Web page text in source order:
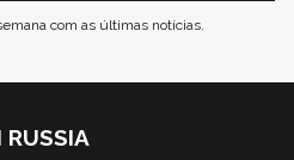
com as últimas notícias.
RUSSIA